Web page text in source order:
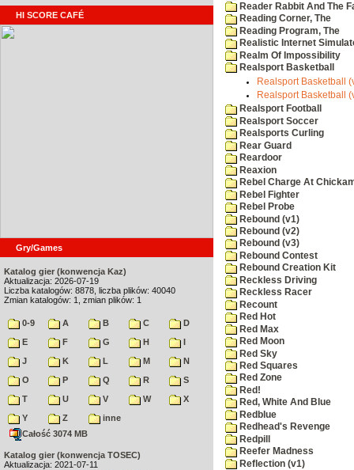
HI SCORE CAFÉ
Gry/Games
Katalog gier (konwencja Kaz)
Aktualizacja: 2026-07-19
Liczba katalogów: 8878, liczba plików: 40040
Zmian katalogów: 1, zmian plików: 1
0-9 A B C
D
E
F G H
I
J
K L M
N
O
P Q R
S
T
U V W
X
Y
Z
inne
Całość 3074 MB
Katalog gier (konwencja TOSEC)
Aktualizacja: 2021-07-11
Reader Rabbit And The
Reading Corner, The
Reading Program, The
Realistic Internet
Realm Of Impossibility
Realsport Basketball
Realsport Basketball
Realsport Basketball
Realsport Football
Realsport Soccer
Realsports Curling
Rear Guard
Reardoor
Reaxion
Rebel Charge At
Rebel Fighter
Rebel Probe
Rebound (v1)
Rebound (v2)
Rebound (v3)
Rebound Contest
Rebound Creation Kit
Reckless Driving
Reckless Racer
Recount
Red Hot
Red Max
Red Moon
Red Sky
Red Squares
Red Zone
Red!
Red, White And Blue
Redblue
Redhead's Revenge
Redpill
Reefer Madness
Reflection (v1)